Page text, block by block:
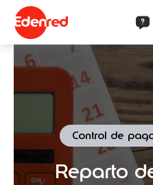
Control de
Reparto